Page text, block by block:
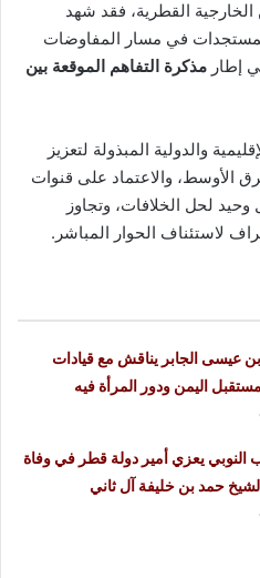
القطرية، فقد شهد
في مسار المفاوضات
إطار مذكرة التفاهم الموقعة بين
والدولية المبذولة لتعزيز
الأوسط، والاعتماد على قنوات
وحيد لحل الخلافات، وتجاوز
لاستئناف الحوار المباشر.
عيسى الجابر يناقش مع قيادات
اليمن ودور المرأة فيه
النوبي يعزي أمير دولة قطر في وفاة
الشيخ حمد بن خليفة آل ثاني